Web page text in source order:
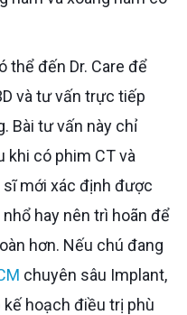
và tư vấn trực tiếp
Bài tư vấn này chỉ
khi có phim CT và
mới xác định được
hay nên trì hoãn để
hơn. Nếu chú đang
chuyên sâu Implant,
kế hoạch điều trị phù